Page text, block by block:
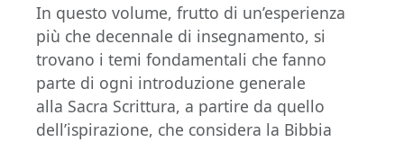
In questo volume, frutto di un’esperienza
più che decennale di insegnamento, si
trovano i temi fondamentali che fanno
parte di ogni introduzione generale
alla Sacra Scrittura, a partire da quello
dell’ispirazione, che considera la Bibbia